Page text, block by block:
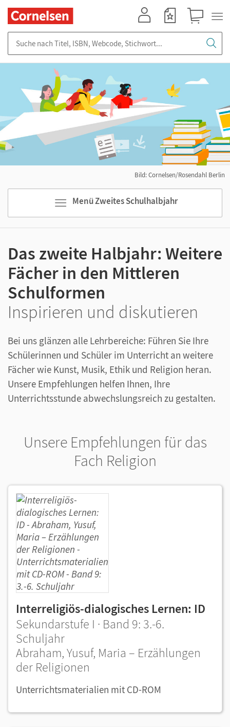
Menü Zweites Schulhalbjahr
Bild: Cornelsen/Rosendahl Berlin
Das zweite Halbjahr: Weitere
Fächer in den Mittleren
Schulformen
Inspirieren und diskutieren
Bei uns glänzen alle Lehrbereiche: Führen Sie Ihre
Schülerinnen und Schüler im Unterricht an weitere
Fächer wie Kunst, Musik, Ethik und Religion heran.
Unsere Empfehlungen helfen Ihnen, Ihre
Unterrichtsstunde abwechslungsreich zu gestalten.
Unsere Empfehlungen für das
Fach Religion
Interreligiös-dialogisches Lernen: ID
Sekundarstufe I · Band 9: 3.-6.
Schuljahr
Abraham, Yusuf, Maria – Erzählungen
der Religionen
Unterrichtsmaterialien mit CD-ROM